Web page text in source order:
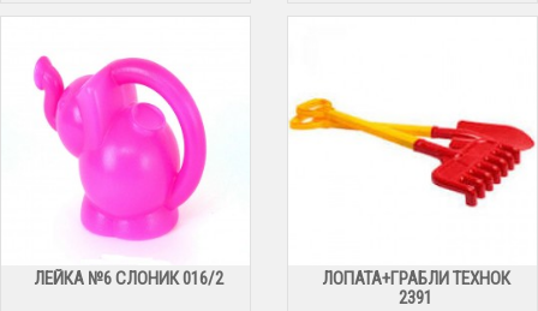
ЛЕЙКА №6 СЛОНИК 016/2
ЛОПАТА+ГРАБЛИ ТЕХНОК
2391